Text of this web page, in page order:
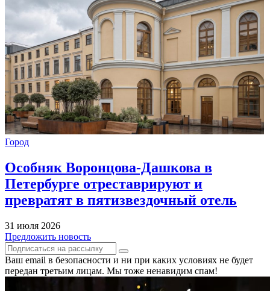
Город
Особняк Воронцова-Дашкова в
Петербурге отреставрируют и
превратят в пятизвездочный отель
31 июля 2026
Предложить новость
Ваш email в безопасности и ни при каких условиях не будет
передан третьим лицам. Мы тоже ненавидим спам!